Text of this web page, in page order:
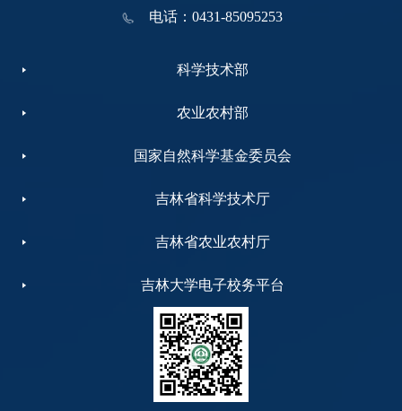
电话：0431-85095253
科学技术部
农业农村部
国家自然科学基金委员会
吉林省科学技术厅
吉林省农业农村厅
吉林大学电子校务平台